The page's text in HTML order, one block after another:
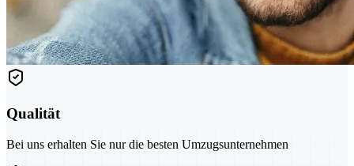
Qualität
Bei uns erhalten Sie nur die besten Umzugsunternehmen